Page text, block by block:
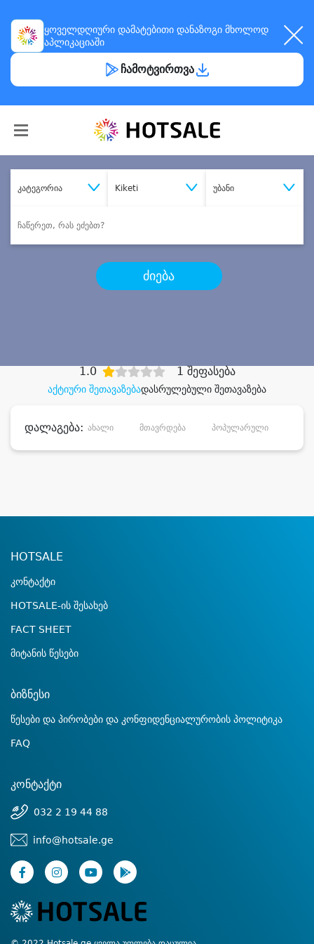
ყოველდღიური დამატებითი დანაზოგი მხოლოდ
აპლიკაციაში
ჩამოტვირთვა
კატეგორია Kiketi უბანი
ძიება
აქტიური შეთავაზებადასრულებული შეთავაზება
1.0 1 შეფასება
დალაგება: ახალი მთავრდება პოპულარული
HOTSALE
კონტაქტი
HOTSALE-ის შესახებ
FACT SHEET
მიტანის წესები
ბიზნესი
წესები და პირობები და კონფიდენციალურობის პოლიტიკა
FAQ
კონტაქტი
032 2 19 44 88
info@hotsale.ge